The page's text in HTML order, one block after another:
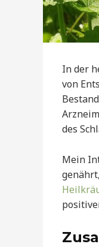
In der
von
des
Mein